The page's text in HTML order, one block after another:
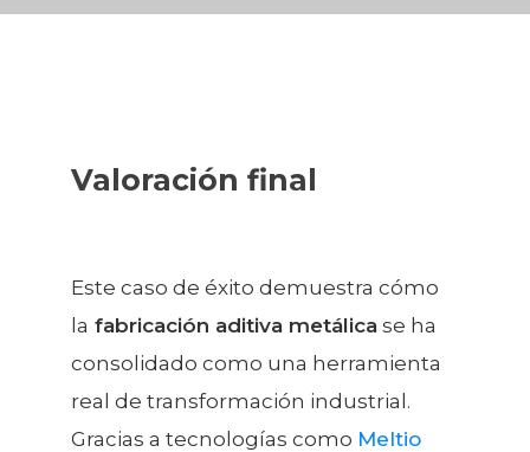
Valoración final
Este caso de éxito demuestra cómo
la fabricación aditiva metálica se ha
consolidado como una herramienta
real de transformación industrial.
Gracias a tecnologías como Meltio